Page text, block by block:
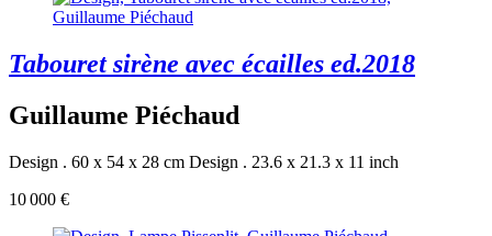
Tabouret sirène avec écailles ed.2018
Guillaume Piéchaud
Design . 60 x 54 x 28 cm Design . 23.6 x 21.3 x 11 inch
10 000 €